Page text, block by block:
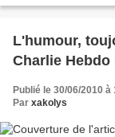
L'humour,
Charlie Hebdo
Publié le 30/06/2010 à
Par xakolys